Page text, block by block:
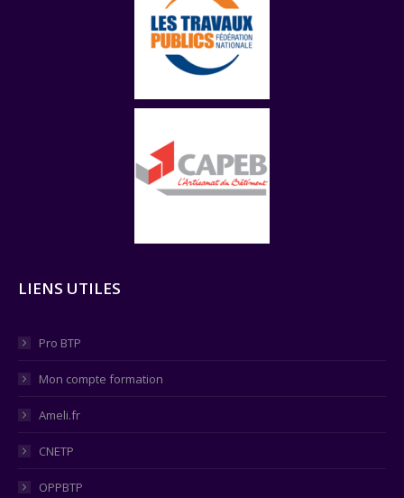
LIENS UTILES
Pro BTP
Mon compte formation
Ameli.fr
CNETP
OPPBTP